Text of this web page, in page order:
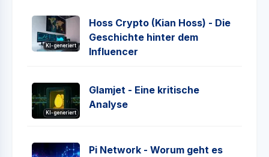
KI-generiert
Hoss Crypto (Kian Hoss) - Die
Geschichte hinter dem
Influencer
KI-generiert
Glamjet - Eine kritische
Analyse
Pi Network - Worum geht es